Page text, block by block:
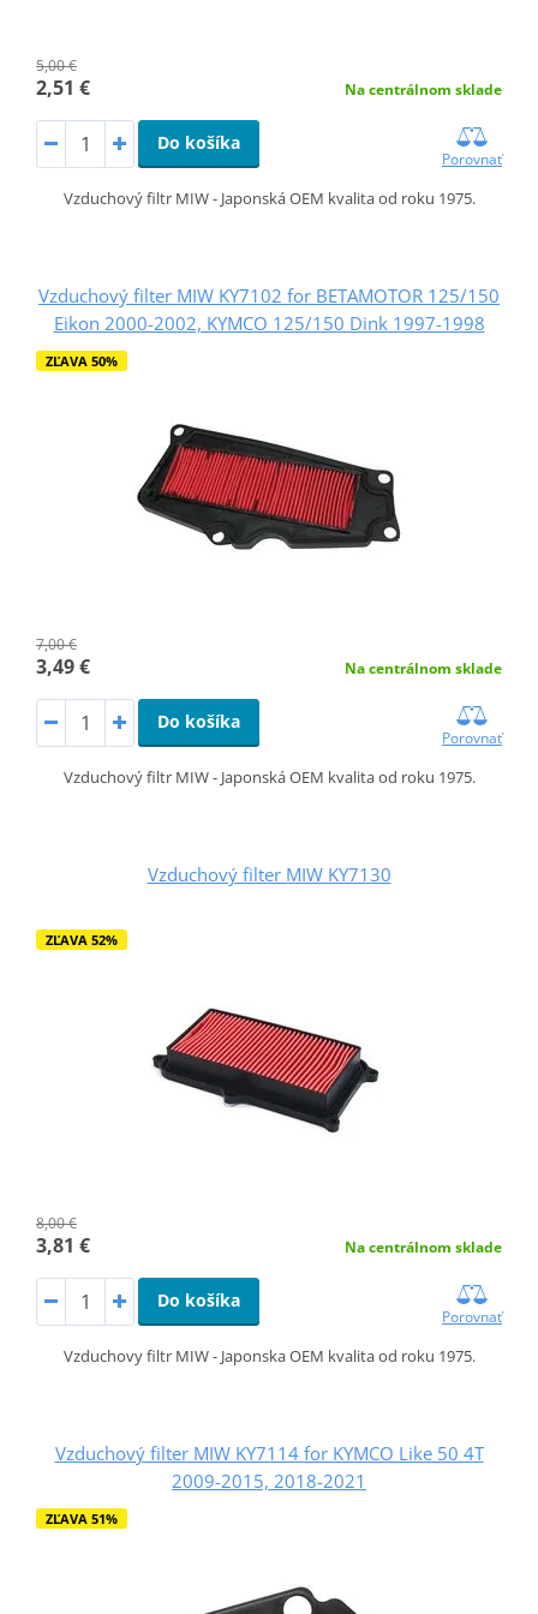
5,00 €
2,51 € Na centrálnom sklade
Do košíka
Porovnať
Vzduchový filtr MIW - Japonská OEM kvalita od roku 1975.
Vzduchový filter MIW KY7102 for BETAMOTOR 125/150
Eikon 2000-2002, KYMCO 125/150 Dink 1997-1998
ZĽAVA 50%
7,00 €
3,49 € Na centrálnom sklade
Do košíka
Porovnať
Vzduchový filtr MIW - Japonská OEM kvalita od roku 1975.
Vzduchový filter MIW KY7130
ZĽAVA 52%
8,00 €
3,81 € Na centrálnom sklade
Do košíka
Porovnať
Vzduchovy filtr MIW - Japonska OEM kvalita od roku 1975.
Vzduchový filter MIW KY7114 for KYMCO Like 50 4T
2009-2015, 2018-2021
ZĽAVA 51%